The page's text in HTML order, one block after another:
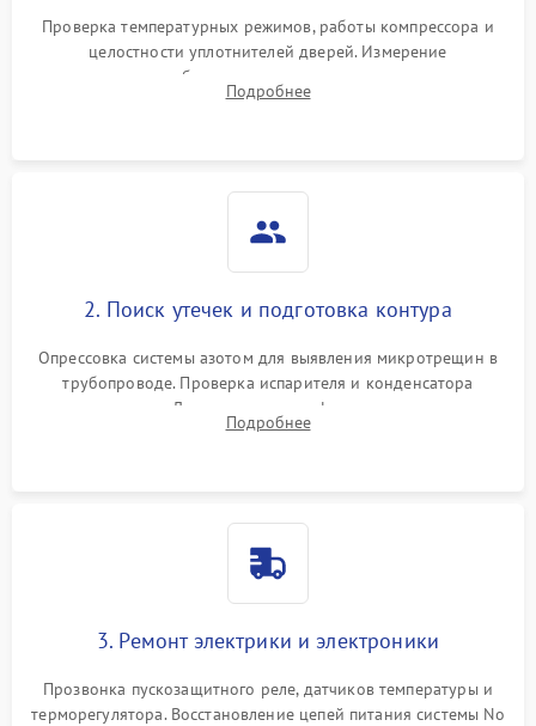
Проверка температурных режимов, работы компрессора и
целостности уплотнителей дверей. Измерение
сопротивления обмоток мотора, проверка термостата и
считывание кодов ошибок с электронного дисплея.
Подробнее
2. Поиск утечек и подготовка контура
Опрессовка системы азотом для выявления микротрещин в
трубопроводе. Проверка испарителя и конденсатора
течеискателем. Демонтаж старого фильтра-осушителя и
продувка капиллярной трубки для устранения засоров.
Подробнее
3. Ремонт электрики и электроники
Прозвонка пускозащитного реле, датчиков температуры и
терморегулятора. Восстановление цепей питания системы No